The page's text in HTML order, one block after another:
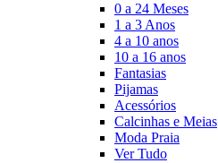
0 a 24 Meses
1 a 3 Anos
4 a 10 anos
10 a 16 anos
Fantasias
Pijamas
Acessórios
Calcinhas e Meias
Moda Praia
Ver Tudo